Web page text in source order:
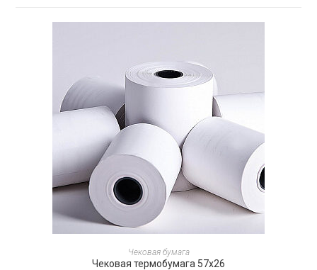
ПОДРОБНЕЕ
Чековая бумага
Чековая термобумага 57х26